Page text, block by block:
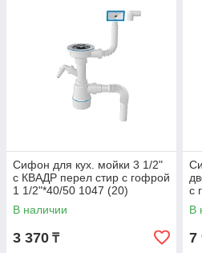
Сифон для кух. мойки 3 1/2"
с КВАДР перел стир с гофрой
1 1/2"*40/50 1047 (20)
В наличии
3 370 ₸
с
В
7